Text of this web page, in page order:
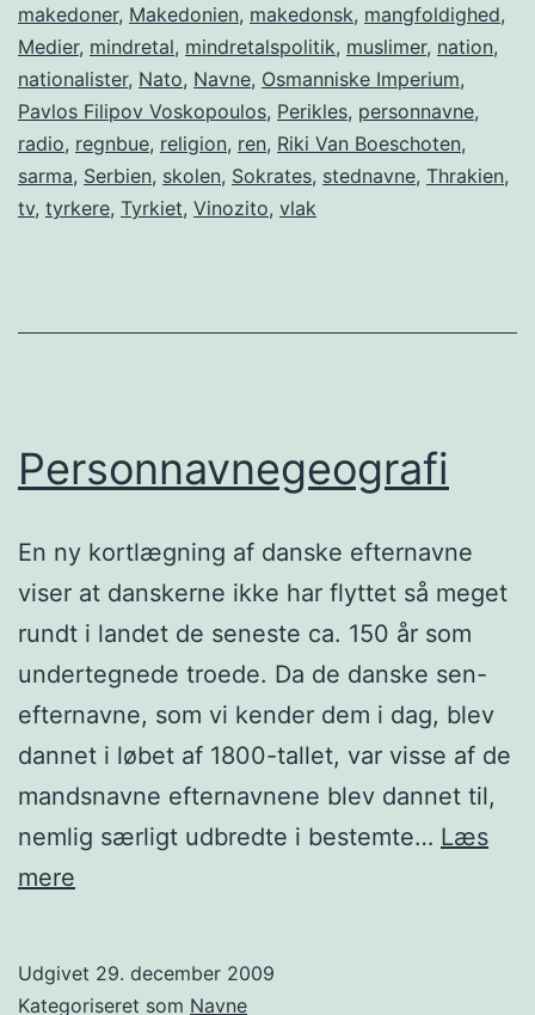
makedoner, Makedonien, makedonsk, mangfoldighed,
Medier, mindretal, mindretalspolitik, muslimer, nation,
nationalister, Nato, Navne, Osmanniske Imperium,
Pavlos Filipov Voskopoulos, Perikles, personnavne,
radio, regnbue, religion, ren, Riki Van Boeschoten,
sarma, Serbien, skolen, Sokrates, stednavne, Thrakien,
tv, tyrkere, Tyrkiet, Vinozito, vlak
Personnavnegeografi
En ny kortlægning af danske efternavne
viser at danskerne ikke har flyttet så meget
rundt i landet de seneste ca. 150 år som
undertegnede troede. Da de danske sen-
efternavne, som vi kender dem i dag, blev
dannet i løbet af 1800-tallet, var visse af de
mandsnavne efternavnene blev dannet til,
nemlig særligt udbredte i bestemte… Læs
mere
Udgivet 29. december 2009
Kategoriseret som Navne